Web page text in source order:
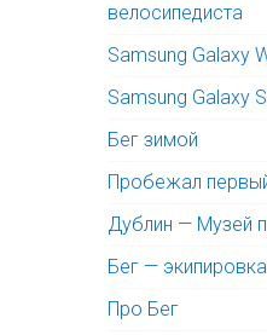
велосипедиста
Samsung Galaxy
Samsung Galaxy
Бег зимой
Пробежал
Дублин — Музей
Бег — экипировка
Про Бег